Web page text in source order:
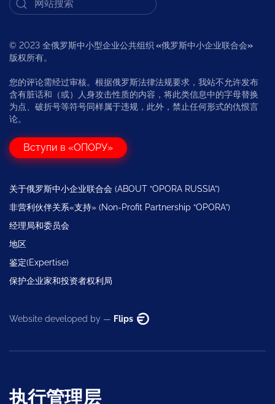
© 2023 全俄罗斯中小型企业公共组织 «俄罗斯中小企业联合会»
版权所有。
您的评论需经过审核。根据俄罗斯法律法规要求，我站不允许发布
含有脏话和（或）人身攻击性质的内容，将此类信息中的字母替换
为点、破折号等符号同样属于违规，此外，禁止任何形式的仇恨言
论。
Вступи в «ОПОРУ»
关于俄罗斯中小企业联合会 (ABOUT “OPORA RUSSIA”)
非营利伙伴关系«支持» (Non-Profit Partnership “OPORA”)
经理局和委员会
地区
鉴定(Expertise)
保护企业家和投资者权利局
Website developed by — Flips
执行管理层